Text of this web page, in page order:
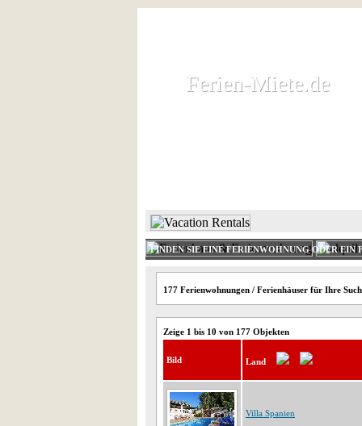
Ferien-Miete.de
Ferien-Miete.de
FINDEN SIE EINE FERIENWOHNUNG ODER EIN
177 Ferienwohnungen / Ferienhäuser für Ihre
Zeige 1 bis 10 von 177 Objekten
Bild Land
Villa Spanien